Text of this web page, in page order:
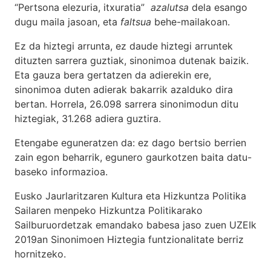
“Pertsona elezuria, itxuratia” azalutsa dela esango
dugu maila jasoan, eta faltsua behe-mailakoan.
Ez da hiztegi arrunta, ez daude hiztegi arruntek
dituzten sarrera guztiak, sinonimoa dutenak baizik.
Eta gauza bera gertatzen da adierekin ere,
sinonimoa duten adierak bakarrik azalduko dira
bertan. Horrela, 26.098 sarrera sinonimodun ditu
hiztegiak, 31.268 adiera guztira.
Etengabe eguneratzen da: ez dago bertsio berrien
zain egon beharrik, egunero gaurkotzen baita datu-
baseko informazioa.
Eusko Jaurlaritzaren Kultura eta Hizkuntza Politika
Sailaren menpeko Hizkuntza Politikarako
Sailburuordetzak emandako babesa jaso zuen UZEIk
2019an Sinonimoen Hiztegia funtzionalitate berriz
hornitzeko.